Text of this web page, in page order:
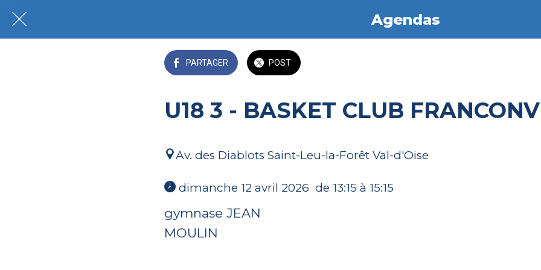
Agendas
PARTAGER POST
U18 3 - BASKET CLUB
Av. des Diablots Saint-Leu-la-Forêt Val-d'Oise
dimanche 12 avril 2026  de 13:15 à 15:15
gymnase JEAN
MOULIN